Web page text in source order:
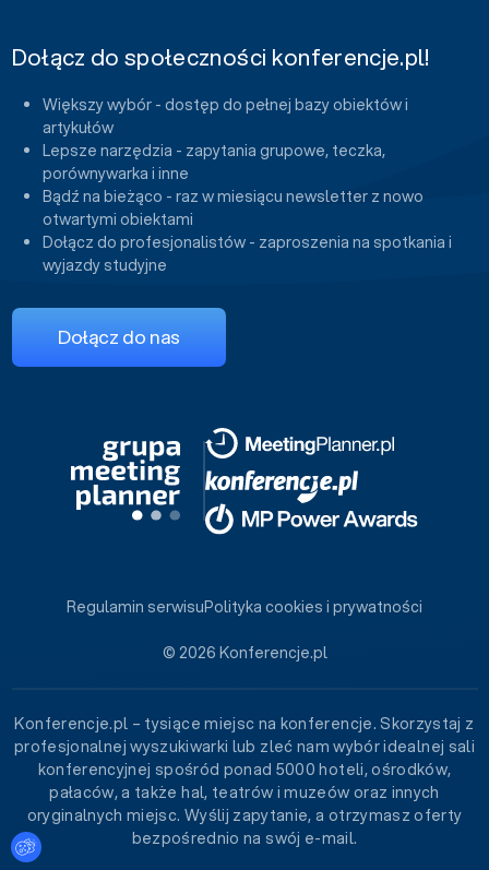
Dołącz do społeczności konferencje.pl!
Większy wybór - dostęp do pełnej bazy obiektów i
artykułów
Lepsze narzędzia - zapytania grupowe, teczka,
porównywarka i inne
Bądź na bieżąco - raz w miesiącu newsletter z nowo
otwartymi obiektami
Dołącz do profesjonalistów - zaproszenia na spotkania i
wyjazdy studyjne
Dołącz do nas
© 2026 Konferencje.pl
Regulamin serwisuPolityka cookies i prywatności
Konferencje.pl – tysiące miejsc na konferencje. Skorzystaj z
profesjonalnej wyszukiwarki lub zleć nam wybór idealnej sali
konferencyjnej spośród ponad 5000 hoteli, ośrodków,
pałaców, a także hal, teatrów i muzeów oraz innych
oryginalnych miejsc. Wyślij zapytanie, a otrzymasz oferty
bezpośrednio na swój e-mail.
Ustawienia plików cookies